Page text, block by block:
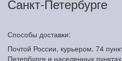
Санкт-Петербурге
Способы доставки:
Почтой России, курьером. 74
Петербурге и населенных